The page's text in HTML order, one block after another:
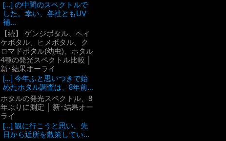
[...] の中間のスペクトルで
した。幸い、各社ともUV
補...
【続】 ゲンジボタル、ヘイ
ケボタル、ヒメボタル、ク
ロマドボタル(幼虫)、ホタル
4種の発光スペクトル比較 │
新･結果オーライ
[...] 今年ふと思いつきで始
めたホタル調査は、8年前...
ホタルの発光スペクトル、8
年ぶりに測定 │ 新･結果オー
ライ
[...] 観に行こうと思い、先
日から近所を散策してい...